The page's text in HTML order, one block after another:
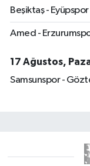
Beşiktaş - Eyüpspor
Amed -
17 Ağustos,
Samsunspor -